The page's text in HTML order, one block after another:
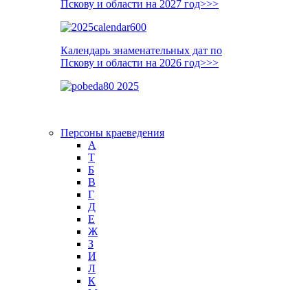
Пскову и области на 2027 год>>>
Календарь знаменательных дат по
Пскову и области на 2026 год>>>
Персоны краеведения
А
T
Б
В
Г
Д
Е
Ж
З
И
Л
К